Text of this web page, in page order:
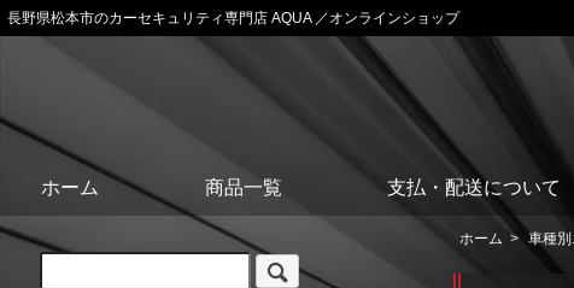
長野県松本市のカーセキュリティ専門店 AQUA ／オンラインショップ
ホーム 商品一覧 支払・配送について
ホーム > 車種